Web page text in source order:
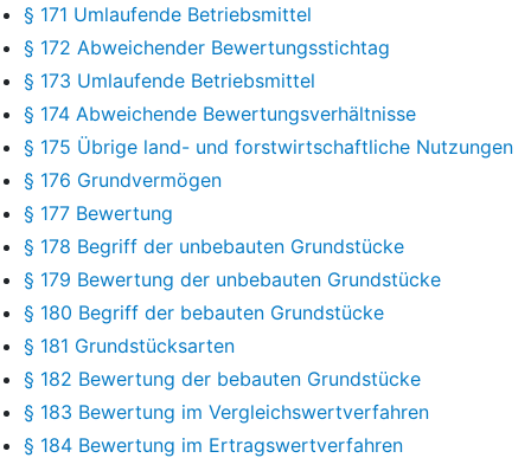
§ 171 Umlaufende Betriebsmittel
§ 172 Abweichender Bewertungsstichtag
§ 173 Umlaufende Betriebsmittel
§ 174 Abweichende Bewertungsverhältnisse
§ 175 Übrige land- und forstwirtschaftliche Nutzungen
§ 176 Grundvermögen
§ 177 Bewertung
§ 178 Begriff der unbebauten Grundstücke
§ 179 Bewertung der unbebauten Grundstücke
§ 180 Begriff der bebauten Grundstücke
§ 181 Grundstücksarten
§ 182 Bewertung der bebauten Grundstücke
§ 183 Bewertung im Vergleichswertverfahren
§ 184 Bewertung im Ertragswertverfahren